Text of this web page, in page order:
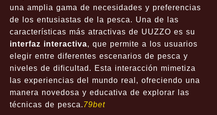
una amplia gama de necesidades y preferencias
de los entusiastas de la pesca. Una de las
características más atractivas de UUZZO es su
interfaz interactiva, que permite a los usuarios
elegir entre diferentes escenarios de pesca y
niveles de dificultad. Esta interacción mimetiza
las experiencias del mundo real, ofreciendo una
manera novedosa y educativa de explorar las
técnicas de pesca.79bet